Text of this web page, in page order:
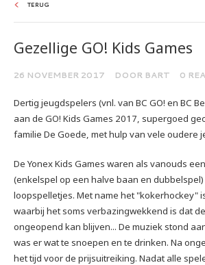
TERUG
Gezellige GO! Kids Games
26 NOVEMBER 2017 DOOR BART 0
Dertig jeugdspelers (vnl. van BC GO! en BC
aan de GO! Kids Games 2017, supergoed
familie De Goede, met hulp van vele oudere
De Yonex Kids Games waren als vanouds
(enkelspel op een halve baan en
loopspelletjes. Met name het "kokerhockey"
waarbij het soms verbazingwekkend is dat
ongeopend kan blijven... De muziek stond
was er wat te snoepen en te drinken. Na
het tijd voor de prijsuitreiking. Nadat alle